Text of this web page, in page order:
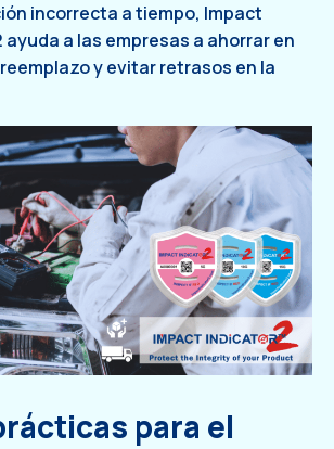
incorrecta a tiempo, Impact
ayuda a las empresas a ahorrar en
y evitar retrasos en la
para el